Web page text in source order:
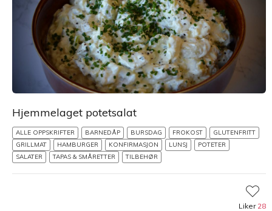
Hjemmelaget potetsalat
ALLE OPPSKRIFTER BARNEDÅP BURSDAG FROKOST
GLUTENFRITT
GRILLMAT
HAMBURGER KONFIRMASJON LUNSJ
POTETER
SALATER
TAPAS & SMÅRETTER TILBEHØR
Liker 28